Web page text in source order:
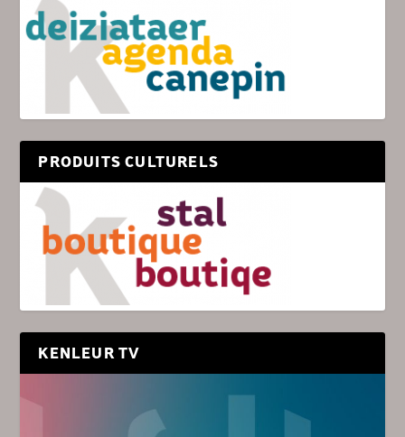
PRODUITS CULTURELS
KENLEUR TV